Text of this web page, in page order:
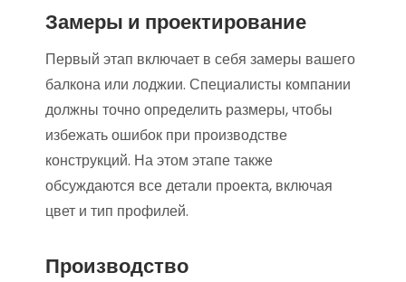
Замеры и проектирование
Первый этап включает в себя замеры вашего
балкона или лоджии. Специалисты компании
должны точно определить размеры, чтобы
избежать ошибок при производстве
конструкций. На этом этапе также
обсуждаются все детали проекта, включая
цвет и тип профилей.
Производство